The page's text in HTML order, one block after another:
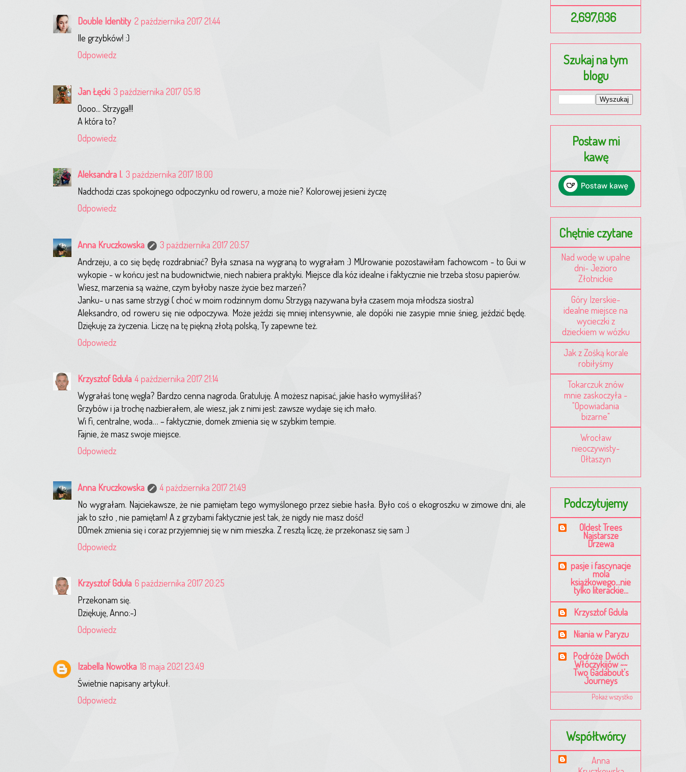
Double Identity 2 października 2017 21:44
Ile grzybków! :)
Odpowiedz
Jan Łęcki 3 października 2017 05:18
Oooo... Strzyga!!!
A która to?
Odpowiedz
Aleksandra I. 3 października 2017 18:00
Nadchodzi czas spokojnego odpoczynku od roweru, a może nie? Kolorowej jesieni życzę
Odpowiedz
Anna Kruczkowska
3 października 2017 20:57
Andrzeju, a co się będę rozdrabniać? Była sznasa na wygraną to wygrałam :) MUrowanie pozostawiłam fachowcom - to Gui w
wykopie - w końcu jest na budownictwie, niech nabiera praktyki. Miejsce dla kóz idealne i faktycznie nie trzeba stosu papierów.
Wiesz, marzenia są ważne, czym byłoby nasze życie bez marzeń?
Janku- u nas same strzygi ( choć w moim rodzinnym domu Strzygą nazywana była czasem moja młodsza siostra)
Aleksandro, od roweru się nie odpoczywa. Może jeździ się mniej intensywnie, ale dopóki nie zasypie mnie śnieg, jeździć będę.
Dziękuję za życzenia. Liczę na tę piękną złotą polską, Ty zapewne też.
Odpowiedz
Krzysztof Gdula 4 października 2017 21:14
Wygrałaś tonę węgla? Bardzo cenna nagroda. Gratuluję. A możesz napisać, jakie hasło wymyśliłaś?
Grzybów i ja trochę nazbierałem, ale wiesz, jak z nimi jest: zawsze wydaje się ich mało.
Wi fi, centralne, woda… – faktycznie, domek zmienia się w szybkim tempie.
Fajnie, że masz swoje miejsce.
Odpowiedz
Anna Kruczkowska
4 października 2017 21:49
No wygrałam. Najciekawsze, że nie pamiętam tego wymyślonego przez siebie hasła. Było coś o ekogroszku w zimowe dni, ale
jak to szło , nie pamiętam! A z grzybami faktycznie jest tak, że nigdy nie masz dość!
DOmek zmienia się i coraz przyjemniej się w nim mieszka. Z resztą liczę, że przekonasz się sam :)
Odpowiedz
Krzysztof Gdula 6 października 2017 20:25
Przekonam się.
Dziękuję, Anno:-)
Odpowiedz
Izabella Nowotka 18 maja 2021 23:49
Świetnie napisany artykuł.
Odpowiedz
2,697,036
Szukaj na tym
blogu
Postaw mi
kawę
Chętnie czytane
Nad wodę w upalne
dni- Jezioro
Złotnickie
Góry Izerskie-
idealne miejsce na
wycieczki z
dzieckiem w wózku
Jak z Zośką korale
robiłyśmy
Tokarczuk znów
mnie zaskoczyła -
"Opowiadania
bizarne"
Wrocław
nieoczywisty-
Ołtaszyn
Podczytujemy
Oldest Trees
Najstarsze
Drzewa
pasje i fascynacje
mola
książkowego...nie
tylko literackie...
Krzysztof Gdula
Niania w Paryzu
Podróże Dwóch
Włóczykijów ~~
Two Gadabout's
Journeys
Pokaż wszystko
Współtwórcy
Anna